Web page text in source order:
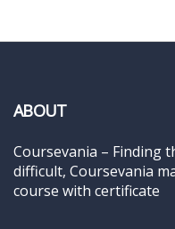
ABOUT
Coursevania – Finding
difficult, Coursevania
course with certificate